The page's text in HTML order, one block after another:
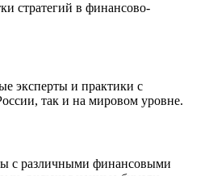
стратегий в финансово-
эксперты и практики с
так и на мировом уровне.
с различными финансовыми